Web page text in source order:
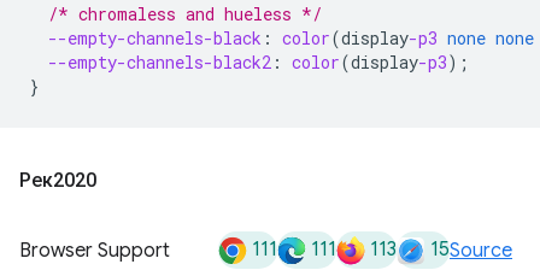
/* chromaless and hueless */
--empty-channels-black : color(display-p3 none none
--empty-channels-black2 : color(display-p3);
}
Рек2020
Browser Support 111 111 113 15Source